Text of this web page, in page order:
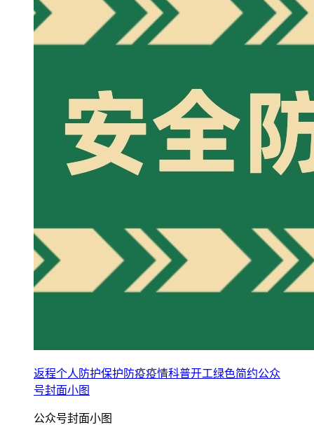
返程个人防护保护防疫疫情科普开工绿色简约公众
号封面小图
公众号封面小图